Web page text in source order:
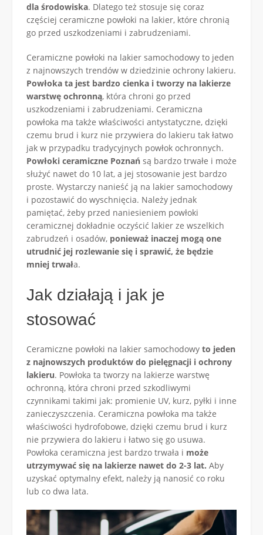
dla środowiska. Dlatego też stosuje się coraz
częściej ceramiczne powłoki na lakier, które chronią
go przed uszkodzeniami i zabrudzeniami.
Ceramiczne powłoki na lakier samochodowy to jeden
z najnowszych trendów w dziedzinie ochrony lakieru.
Powłoka ta jest bardzo cienka i tworzy na lakierze
warstwę ochronną, która chroni go przed
uszkodzeniami i zabrudzeniami. Ceramiczna
powłoka ma także właściwości antystatyczne, dzięki
czemu brud i kurz nie przywiera do lakieru tak łatwo
jak w przypadku tradycyjnych powłok ochronnych.
Powłoki ceramiczne Poznań są bardzo trwałe i może
służyć nawet do 10 lat, a jej stosowanie jest bardzo
proste. Wystarczy nanieść ją na lakier samochodowy
i pozostawić do wyschnięcia. Należy jednak
pamiętać, żeby przed naniesieniem powłoki
ceramicznej dokładnie oczyścić lakier ze wszelkich
zabrudzeń i osadów, ponieważ inaczej mogą one
utrudnić jej rozlewanie się i sprawić, że będzie
mniej trwała.
Jak działają i jak je
stosować
Ceramiczne powłoki na lakier samochodowy to jeden
z najnowszych produktów do pielęgnacji i ochrony
lakieru. Powłoka ta tworzy na lakierze warstwę
ochronną, która chroni przed szkodliwymi
czynnikami takimi jak: promienie UV, kurz, pyłki i inne
zanieczyszczenia. Ceramiczna powłoka ma także
właściwości hydrofobowe, dzięki czemu brud i kurz
nie przywiera do lakieru i łatwo się go usuwa.
Powłoka ceramiczna jest bardzo trwała i może
utrzymywać się na lakierze nawet do 2-3 lat. Aby
uzyskać optymalny efekt, należy ją nanosić co roku
lub co dwa lata.